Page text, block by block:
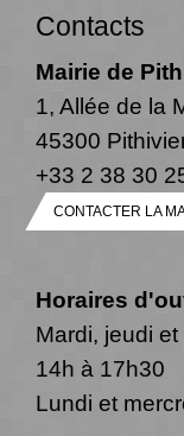
Contacts
Mairie de
1, Allée de la
45300
+33 2 38 30
CONTACTER LA
Horaires
Mardi, jeudi
14h à 17h30
Lundi et